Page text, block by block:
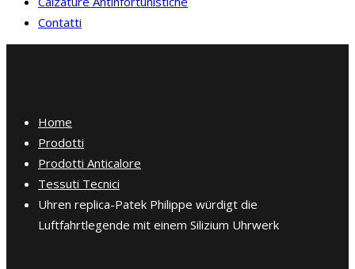
Contatti
Home
Prodotti
Prodotti Anticalore
Tessuti Tecnici
Uhren replica-Patek Philippe würdigt die
Luftfahrtlegende mit einem Silizium Uhrwerk